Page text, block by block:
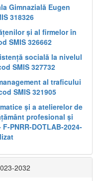
Gimnazială Eugen
318326
și al firmelor în
SMIS 326662
socială la nivelul
SMIS 327732
al traficului
SMIS 321905
și a atelierelor de
profesional și
PNRR-DOTLAB-2024-
2032